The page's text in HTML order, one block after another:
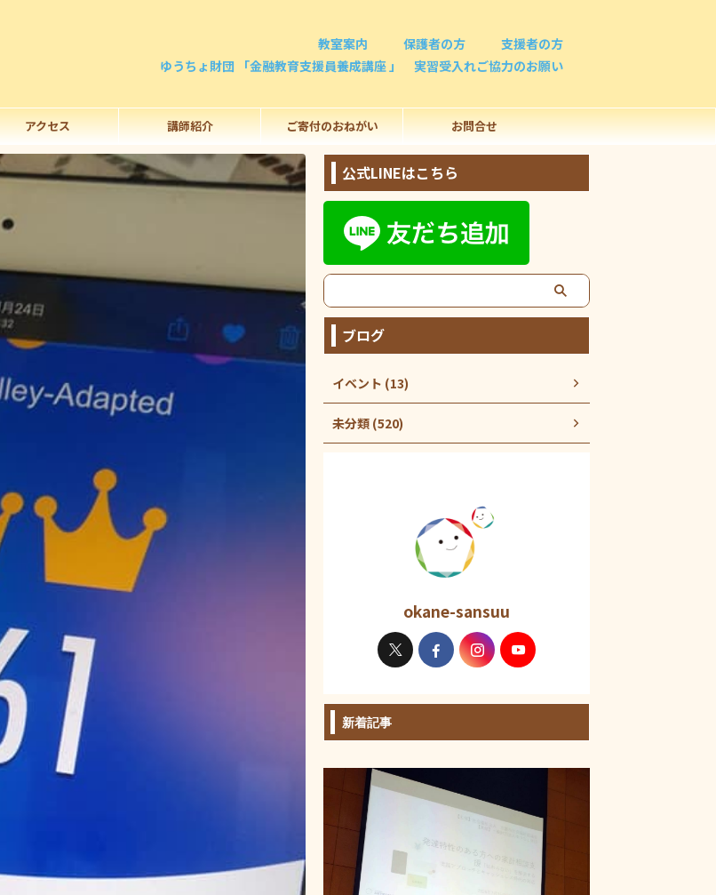
教室案内 保護者の方
支援者の方
ゆうちょ財団 「金融教育支援員養成講座 」 実習受入れご協力のお願い
アクセス 講師紹介 ご寄付のおねがい お問合せ
公式LINEはこちら
ブログ
イベント (13)
未分類 (520)
okane-sansuu
新着記事